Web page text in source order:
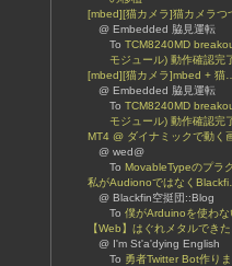
[mbed][猫カメラ]猫カメラつ
@ Embedded 脇見運転
To TCM8240MD
モジュール) 動作確認完
[mbed][猫カメラ]mbed + 猫…
@ Embedded 脇見運転
To TCM8240MD
モジュール) 動作確認完
MT4 @ ダイナミックで動く
@ wed@
To MovableTypeのプラ
私がAudionoではなくBlackfi…
@ Blackfin空挺団::Blog
To 僕がArduinoを使わな
【Web】はぐれメタルでき
@ I'm St'a'dying English
To 勇者Twitter Bot作り